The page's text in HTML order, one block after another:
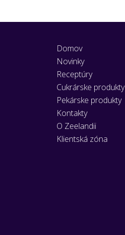
Domov
Novinky
Receptúry
Cukrárske produkty
Pekárske produkty
Kontakty
O Zeelandii
Klientská zóna